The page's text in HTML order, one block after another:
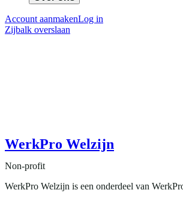
Account aanmakenLog in
Zijbalk overslaan
WerkPro Welzijn
Non-profit
WerkPro Welzijn is een onderdeel van